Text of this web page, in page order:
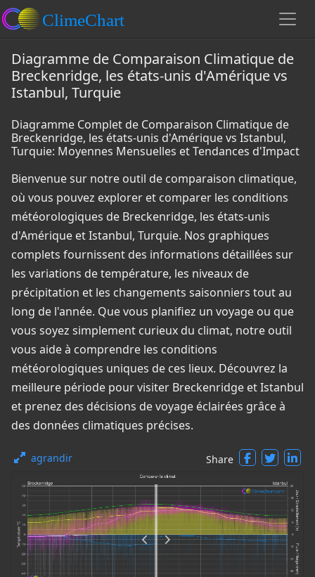
Diagramme de Comparaison Climatique de
Breckenridge, les états-unis d'Amérique vs
Istanbul, Turquie
Diagramme Complet de Comparaison Climatique de
Breckenridge, les états-unis d'Amérique vs Istanbul,
Turquie: Moyennes Mensuelles et Tendances d'Impact
Bienvenue sur notre outil de comparaison climatique,
où vous pouvez explorer et comparer les conditions
météorologiques de Breckenridge, les états-unis
d'Amérique et Istanbul, Turquie. Nos graphiques
complets fournissent des informations détaillées sur
les variations de température, les niveaux de
précipitation et les changements saisonniers tout au
long de l'année. Que vous planifiez un voyage ou que
vous soyez simplement curieux du climat, notre outil
vous aide à comprendre les conditions
météorologiques uniques de ces lieux. Découvrez la
meilleure période pour visiter Breckenridge et Istanbul
et prenez des décisions de voyage éclairées grâce à
des données climatiques précises.
agrandir Share